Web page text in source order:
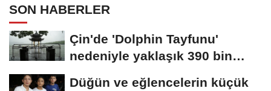
SON HABERLER
Çin'de 'Dolphin Tayfunu'
nedeniyle yaklaşık 390 bin
Düğün ve eğlencelerin küçük